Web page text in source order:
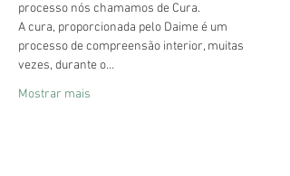
processo nós chamamos de Cura.
A cura, proporcionada pelo Daime é um
processo de compreensão interior, muitas
vezes, durante o…
Mostrar mais